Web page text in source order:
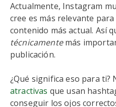
Actualmente, Instagram
cree es más relevante
contenido más actual. Así
técnicamentemás
publicación.
¿Qué significa eso para ti?
atractivas que usan
conseguir los ojos